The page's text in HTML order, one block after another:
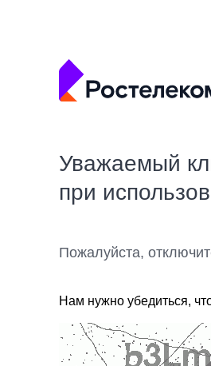
Уважаемый
при
Пожалуйста,
Нам нужно убедиться,